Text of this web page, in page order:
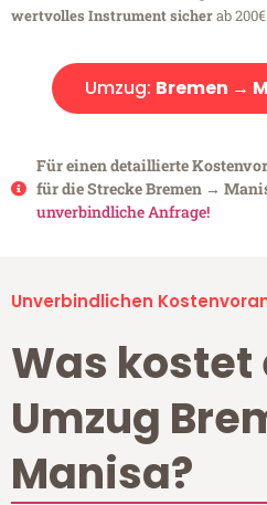
wertvolles Instrument sicherab
Umzug: Bremen →
Für einen detaillierte
für die Strecke Bremen →
unverbindliche Anfrage!
Unverbindlichen
Was kostet
Umzug
Manisa?